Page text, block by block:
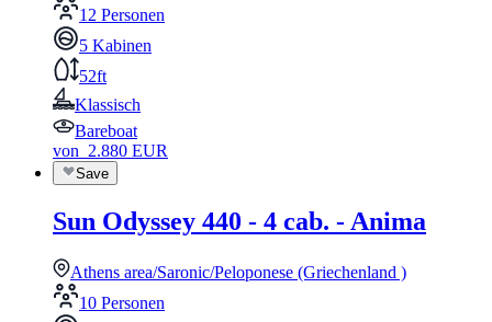
12 Personen
5 Kabinen
52ft
Klassisch
Bareboat
von 2.880 EUR
Save
Sun Odyssey 440 - 4 cab. - Anima
Athens area/Saronic/Peloponese (Griechenland )
10 Personen